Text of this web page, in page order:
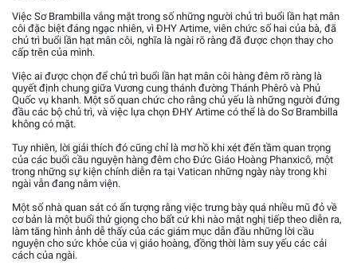
Việc Sơ Brambilla vắng mặt trong số những người chủ trì buổi lần hạt mân
côi đặc biệt đáng ngạc nhiên, vì ĐHY Artime, viên chức số hai của bà, đã
chủ trì buổi lần hạt mân côi, nghĩa là ngài rõ ràng đã được chọn thay cho
cấp trên của mình.
Việc ai được chọn để chủ trì buổi lần hạt mân côi hàng đêm rõ ràng là
quyết định chung giữa Vương cung thánh đường Thánh Phêrô và Phủ
Quốc vụ khanh. Một số quan chức cho rằng chủ yếu là những người đứng
đầu các bộ chủ trì, và việc lựa chọn ĐHY Artime có thể là do Sơ Brambilla
không có mặt.
Tuy nhiên, lời giải thích đó cũng chỉ là mơ hồ khi xét đến tầm quan trọng
của các buổi cầu nguyện hàng đêm cho Đức Giáo Hoàng Phanxicô, một
trong những sự kiện chính diễn ra tại Vatican những ngày này trong khi
ngài vẫn đang nằm viện.
Một số nhà quan sát có ấn tượng rằng việc trưng bày quá nhiều mũ đỏ về
cơ bản là một buổi thử giọng cho bất cứ khi nào mật nghị tiếp theo diễn ra,
làm tăng hình ảnh dễ thấy của các giám mục dẫn đầu những lời cầu
nguyện cho sức khỏe của vị giáo hoàng, đồng thời làm suy yếu các cải
cách của ngài.